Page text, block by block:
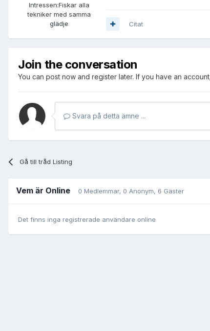
Intressen:Fiskar alla
tekniker med samma
glädje
Citat
Join the conversation
You can post now and register later. If you have an account,
Svara på detta ämne ...
Gå till tråd Listing
Vem är Online 0 Medlemmar, 0 Anonym, 6 Gäster
Det finns inga registrerade användare online